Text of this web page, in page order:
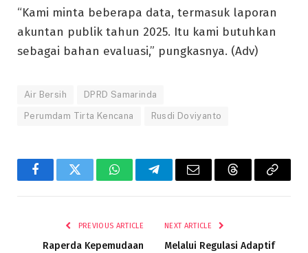
“Kami minta beberapa data, termasuk laporan
akuntan publik tahun 2025. Itu kami butuhkan
sebagai bahan evaluasi,” pungkasnya. (Adv)
Air Bersih DPRD Samarinda
Perumdam Tirta Kencana Rusdi Doviyanto
FacebookTwitter WhatsAppTelegramEmail ThreadsCopy
PREVIOUS ARTICLE
Raperda Kepemudaan
NEXT ARTICLE
Melalui Regulasi Adaptif